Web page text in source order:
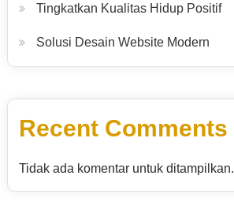
Tingkatkan Kualitas Hidup Positif
Solusi Desain Website Modern
Recent Comments
Tidak ada komentar untuk ditampilkan.